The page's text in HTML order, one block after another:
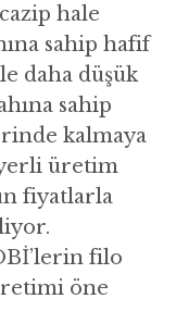
hale
sahip hafif
daha düşük
sahip
kalmaya
üretim
fiyatlarla
filo
öne